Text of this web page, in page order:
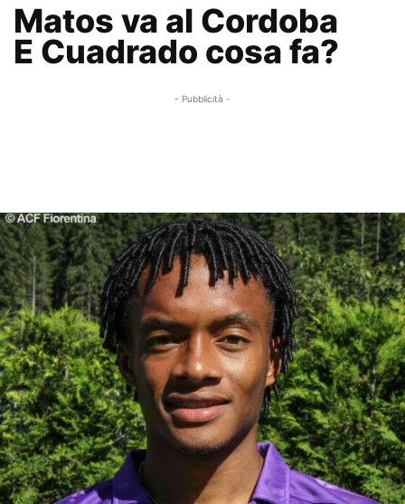
Matos va al Cordoba
E Cuadrado cosa fa?
- Pubblicità -